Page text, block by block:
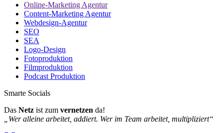
Online-Marketing Agentur
Content-Marketing Agentur
Webdesign-Agentur
SEO
SEA
Logo-Design
Fotoproduktion
Filmproduktion
Podcast Produktion
Smarte Socials
Das Netz ist zum vernetzen da!
„Wer alleine arbeitet, addiert. Wer im Team arbeitet, multipliziert“